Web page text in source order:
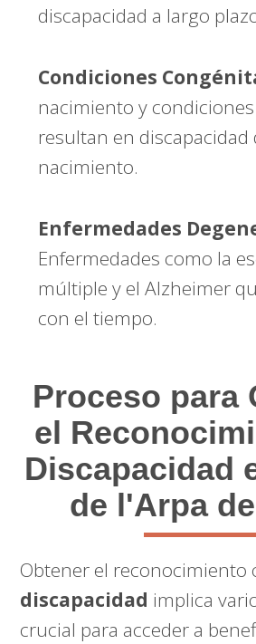
discapacidad a largo
Condiciones
nacimiento y
resultan en discapacidad
nacimiento.
Enfermedades
Enfermedades como la
múltiple y el Alzheimer
con el tiempo.
Proceso para
el
Discapacidad
de l'Arpa
Obtener el reconocimiento
discapacidad implica
crucial para acceder a